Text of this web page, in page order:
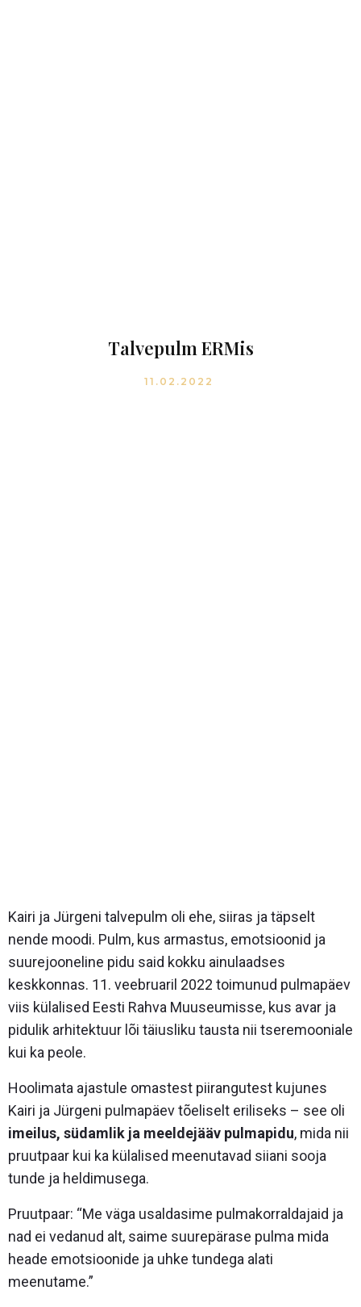
Talvepulm ERMis
11.02.2022
Kairi ja Jürgeni talvepulm oli ehe, siiras ja täpselt
nende moodi. Pulm, kus armastus, emotsioonid ja
suurejooneline pidu said kokku ainulaadses
keskkonnas. 11. veebruaril 2022 toimunud pulmapäev
viis külalised Eesti Rahva Muuseumisse, kus avar ja
pidulik arhitektuur lõi täiusliku tausta nii tseremooniale
kui ka peole.
Hoolimata ajastule omastest piirangutest kujunes
Kairi ja Jürgeni pulmapäev tõeliselt eriliseks – see oli
imeilus, südamlik ja meeldejääv pulmapidu, mida nii
pruutpaar kui ka külalised meenutavad siiani sooja
tunde ja heldimusega.
Pruutpaar: “Me väga usaldasime pulmakorraldajaid ja
nad ei vedanud alt, saime suurepärase pulma mida
heade emotsioonide ja uhke tundega alati
meenutame.”